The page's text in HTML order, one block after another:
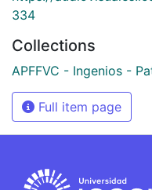
334
Collections
APFFVC - Ingenios -
Full item page